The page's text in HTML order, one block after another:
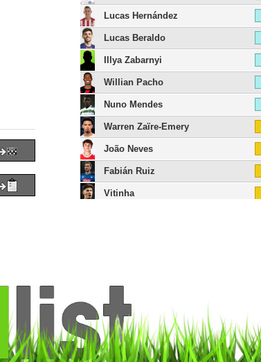
Lucas Hernández
Lucas Beraldo
Illya Zabarnyi
Willian Pacho
Nuno Mendes
Warren Zaïre-Emery
João Neves
Fabián Ruiz
Vitinha
Ousmane Dembélé
Ibrahim Mbaye
Bradley Barcola